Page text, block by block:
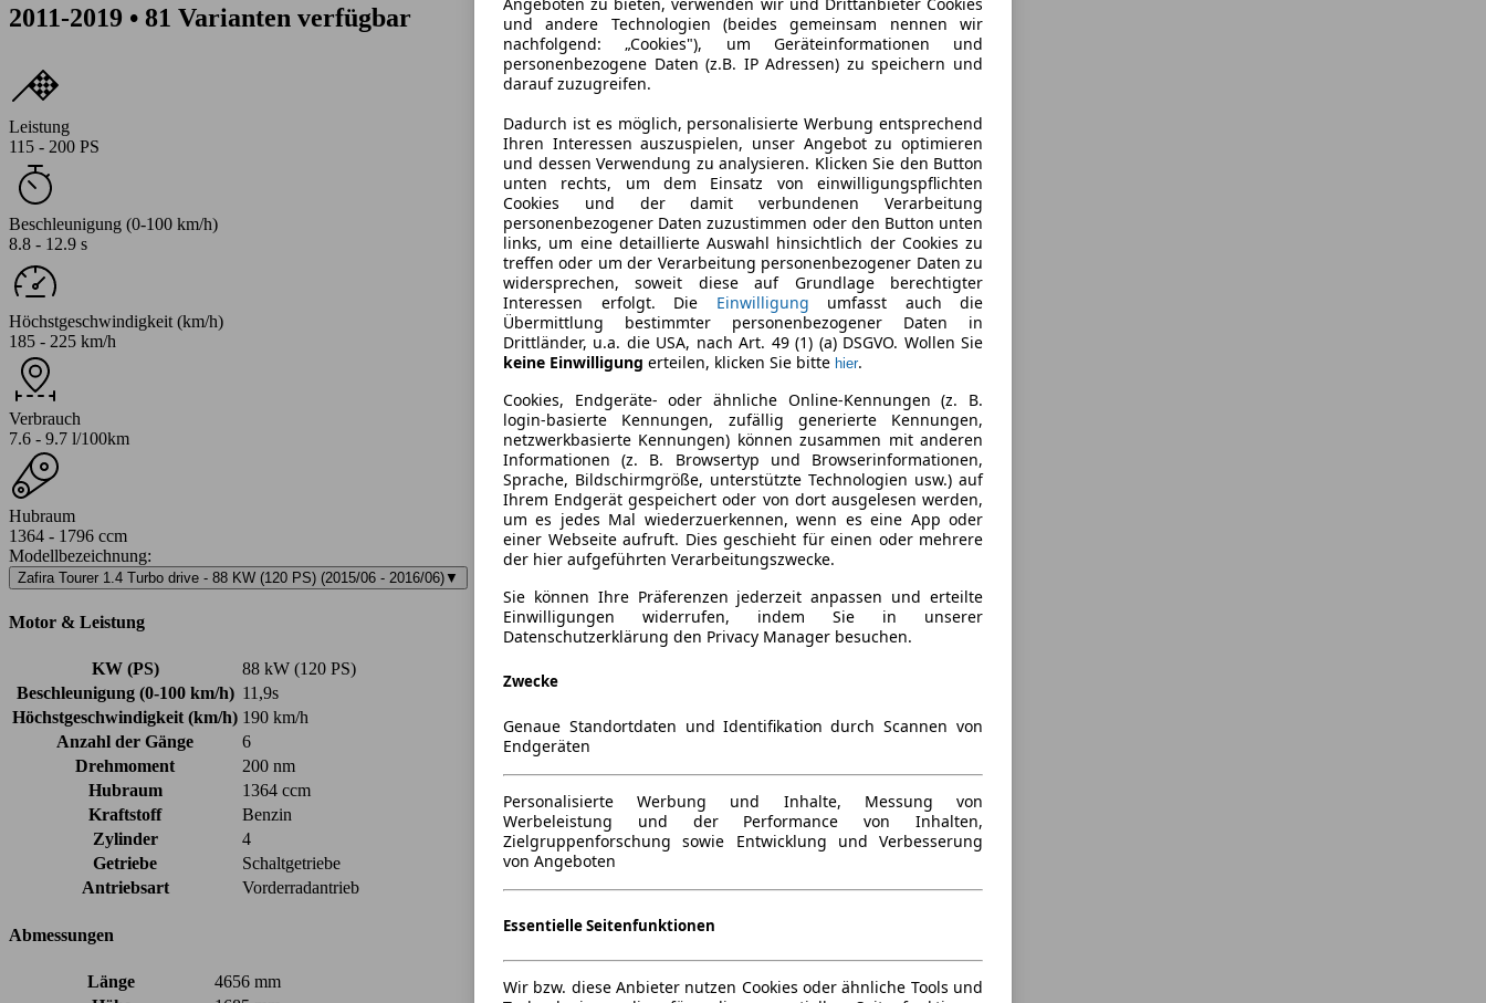
2011-2019 • 81 Varianten verfügbar
Leistung
115 - 200 PS
Beschleunigung (0-100 km/h)
8.8 - 12.9 s
Höchstgeschwindigkeit (km/h)
185 - 225 km/h
Verbrauch
7.6 - 9.7 l/100km
Hubraum
1364 - 1796 ccm
Modellbezeichnung:
Zafira Tourer 1.4 Turbo drive - 88 KW (120 PS) (2015/06 - 2016/06)▼
Motor & Leistung
KW (PS)
88 kW (120 PS)
Beschleunigung (0-100 km/h) 11,9s
Höchstgeschwindigkeit (km/h) 190 km/h
Anzahl der Gänge
6
Drehmoment
200 nm
Hubraum
1364 ccm
Kraftstoff
Benzin
Zylinder
4
Getriebe
Schaltgetriebe
Antriebsart
Vorderradantrieb
Abmessungen
Länge
4656 mm
und andere Technologien (beides gemeinsam nennen wir
nachfolgend: „Cookies"), um Geräteinformationen und
personenbezogene Daten (z.B. IP Adressen) zu speichern und
darauf zuzugreifen.
Dadurch ist es möglich, personalisierte Werbung entsprechend
Ihren Interessen auszuspielen, unser Angebot zu optimieren
und dessen Verwendung zu analysieren. Klicken Sie den Button
unten rechts, um dem Einsatz von einwilligungspflichten
Cookies und der damit verbundenen Verarbeitung
personenbezogener Daten zuzustimmen oder den Button unten
links, um eine detaillierte Auswahl hinsichtlich der Cookies zu
treffen oder um der Verarbeitung personenbezogener Daten zu
widersprechen, soweit diese auf Grundlage berechtigter
Interessen erfolgt. Die Einwilligung umfasst auch die
Übermittlung bestimmter personenbezogener Daten in
Drittländer, u.a. die USA, nach Art. 49 (1) (a) DSGVO. Wollen Sie
keine Einwilligung erteilen, klicken Sie bitte hier.
Cookies, Endgeräte- oder ähnliche Online-Kennungen (z. B.
login-basierte Kennungen, zufällig generierte Kennungen,
netzwerkbasierte Kennungen) können zusammen mit anderen
Informationen (z. B. Browsertyp und Browserinformationen,
Sprache, Bildschirmgröße, unterstützte Technologien usw.) auf
Ihrem Endgerät gespeichert oder von dort ausgelesen werden,
um es jedes Mal wiederzuerkennen, wenn es eine App oder
einer Webseite aufruft. Dies geschieht für einen oder mehrere
der hier aufgeführten Verarbeitungszwecke.
Sie können Ihre Präferenzen jederzeit anpassen und erteilte
Einwilligungen widerrufen, indem Sie in unserer
Datenschutzerklärung den Privacy Manager besuchen.
Zwecke
Genaue Standortdaten und Identifikation durch Scannen von
Endgeräten
Personalisierte Werbung und Inhalte, Messung von
Werbeleistung und der Performance von Inhalten,
Zielgruppenforschung sowie Entwicklung und Verbesserung
von Angeboten
Essentielle Seitenfunktionen
Wir bzw. diese Anbieter nutzen Cookies oder ähnliche Tools und